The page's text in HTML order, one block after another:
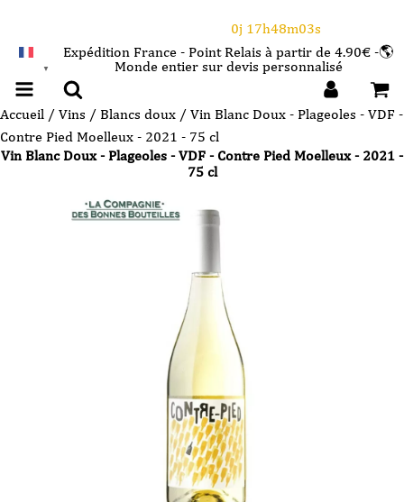
0j 17h48m03s
▼
Expédition France - Point Relais à partir de 4.90€ -🌎
Monde entier sur devis personnalisé
Accueil / Vins / Blancs doux / Vin Blanc Doux - Plageoles - VDF -
Contre Pied Moelleux - 2021 - 75 cl
Vin Blanc Doux - Plageoles - VDF - Contre Pied Moelleux - 2021 -
75 cl